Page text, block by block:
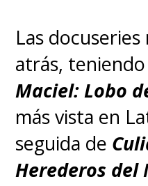
Las
atrás, teniendo
Maciel: Lobo
más vista en
seguida de
Herederos del